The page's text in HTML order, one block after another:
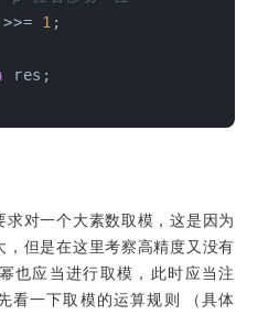
>>=
1 ;
res;
对一个大素数取模，这是因为
，但是在这里考察高精度又没有
也应当进行取模，此时应当注
看一下取模的运算规则 （具体